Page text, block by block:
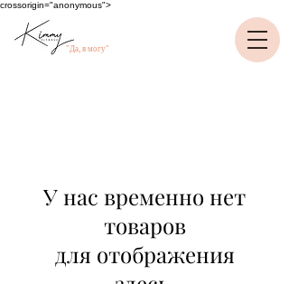
crossorigin="anonymous">
"Да, я могу"
У нас временно нет
товаров
для отображения